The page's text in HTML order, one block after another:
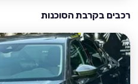
רכבים בקרבת הסוכנות